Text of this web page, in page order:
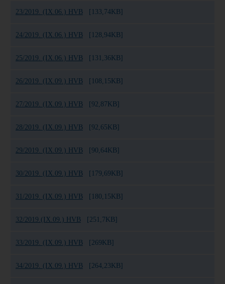
23/2019. (IX.06.) HVB [133,74KB]
24/2019. (IX.06.) HVB [128,94KB]
25/2019. (IX.06.) HVB [131,36KB]
26/2019. (IX.09.) HVB [108,15KB]
27/2019. (IX.09.) HVB [92,87KB]
28/2019. (IX.09.) HVB [92,65KB]
29/2019. (IX.09.) HVB [90,64KB]
30/2019. (IX.09.) HVB [179,69KB]
31/2019. (IX.09.) HVB [180,15KB]
32/2019.(IX.09.) HVB [251,7KB]
33/2019. (IX.09.) HVB [269KB]
34/2019. (IX.09.) HVB [264,23KB]